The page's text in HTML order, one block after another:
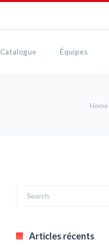
Catalogue Équipes
Home
Articles récents